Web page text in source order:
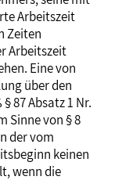
Arbeitszeit
Zeiten
Arbeitszeit
Eine von
über den
87 Absatz 1 Nr.
Sinne von § 8
der vom
keinen
wenn die